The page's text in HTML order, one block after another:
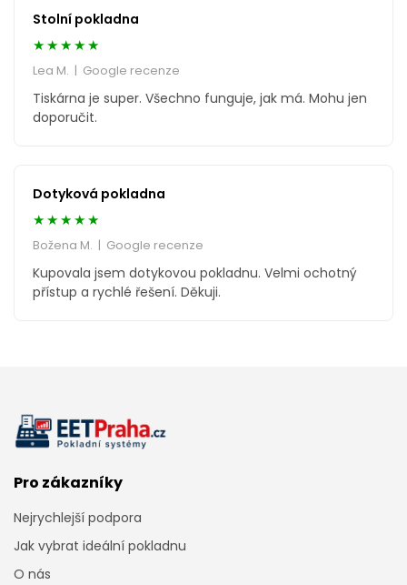
Stolní pokladna
★★★★★
Lea M. | Google recenze
Tiskárna je super. Všechno funguje, jak má. Mohu jen
doporučit.
Dotyková pokladna
★★★★★
Božena M. | Google recenze
Kupovala jsem dotykovou pokladnu. Velmi ochotný
přístup a rychlé řešení. Děkuji.
Pro zákazníky
Nejrychlejší podpora
Jak vybrat ideální pokladnu
O nás